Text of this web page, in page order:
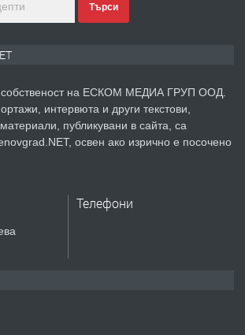
преди 2 години
Давам индивидуалани уроци по
ремонт на покриви
Търси
собственост на ЕСКОМ МЕДИА ГРУП ООД.
интервюта и други текстови,
публикувани в сайта, са
освен ако изрично е посочено
Телефони